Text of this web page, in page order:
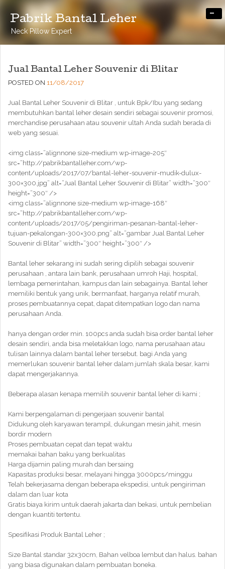
Pabrik Bantal Leher
Neck Pillow Expert
-
Jual Bantal Leher Souvenir di Blitar
POSTED ON 11/08/2017
Jual Bantal Leher Souvenir di Blitar , untuk Bpk/Ibu yang sedang
membutuhkan bantal leher desain sendiri sebagai souvenir promosi,
merchandise perusahaan atau souvenir ultah Anda sudah berada di
web yang sesuai.
<img class=”alignnone size-medium wp-image-205″
src=”http://pabrikbantalleher.com/wp-
content/uploads/2017/07/bantal-leher-souvenir-mudik-dulux-
300×300.jpg” alt=”Jual Bantal Leher Souvenir di Blitar” width=”300″
height=”300″ />
<img class=”alignnone size-medium wp-image-168″
src=”http://pabrikbantalleher.com/wp-
content/uploads/2017/05/pengiriman-pesanan-bantal-leher-
tujuan-pekalongan-300×300.png” alt=”gambar Jual Bantal Leher
Souvenir di Blitar” width=”300″ height=”300″ />
Bantal leher sekarang ini sudah sering dipilih sebagai souvenir
perusahaan , antara lain bank, perusahaan umroh Haji, hospital,
lembaga pemerintahan, kampus dan lain sebagainya. Bantal leher
memiliki bentuk yang unik, bermanfaat, harganya relatif murah,
proses pembuatannya cepat, dapat ditempatkan logo dan nama
perusahaan Anda.
hanya dengan order min. 100pcs anda sudah bisa order bantal leher
desain sendiri, anda bisa meletakkan logo, nama perusahaan atau
tulisan lainnya dalam bantal leher tersebut. bagi Anda yang
memerlukan souvenir bantal leher dalam jumlah skala besar, kami
dapat mengerjakannya.
Beberapa alasan kenapa memilih souvenir bantal leher di kami ;
Kami berpengalaman di pengerjaan souvenir bantal
Didukung oleh karyawan terampil, dukungan mesin jahit, mesin
bordir modern
Proses pembuatan cepat dan tepat waktu
memakai bahan baku yang berkualitas
Harga dijamin paling murah dan bersaing
Kapasitas produksi besar, melayani hingga 3000pcs/minggu
Telah bekerjasama dengan beberapa ekspedisi, untuk pengiriman
dalam dan luar kota
Gratis biaya kirim untuk daerah jakarta dan bekasi, untuk pembelian
dengan kuantiti tertentu.
Spesifikasi Produk Bantal Leher ;
Size Bantal standar 32x30cm, Bahan velboa lembut dan halus. bahan
yang biasa digunakan dalam pembuatan boneka.